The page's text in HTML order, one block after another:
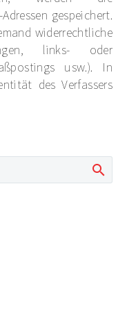
gespeichert.
widerrechtliche
links- oder
usw.). In
des Verfassers